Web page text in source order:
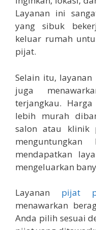
Layanan ini
yang sibuk
keluar rumah
pijat.
Selain itu,
juga
terjangkau.
lebih murah
salon atau klinik
mendapatkan
mengeluarkan
Layanan pijat
menawarkan
Anda pilih sesuai